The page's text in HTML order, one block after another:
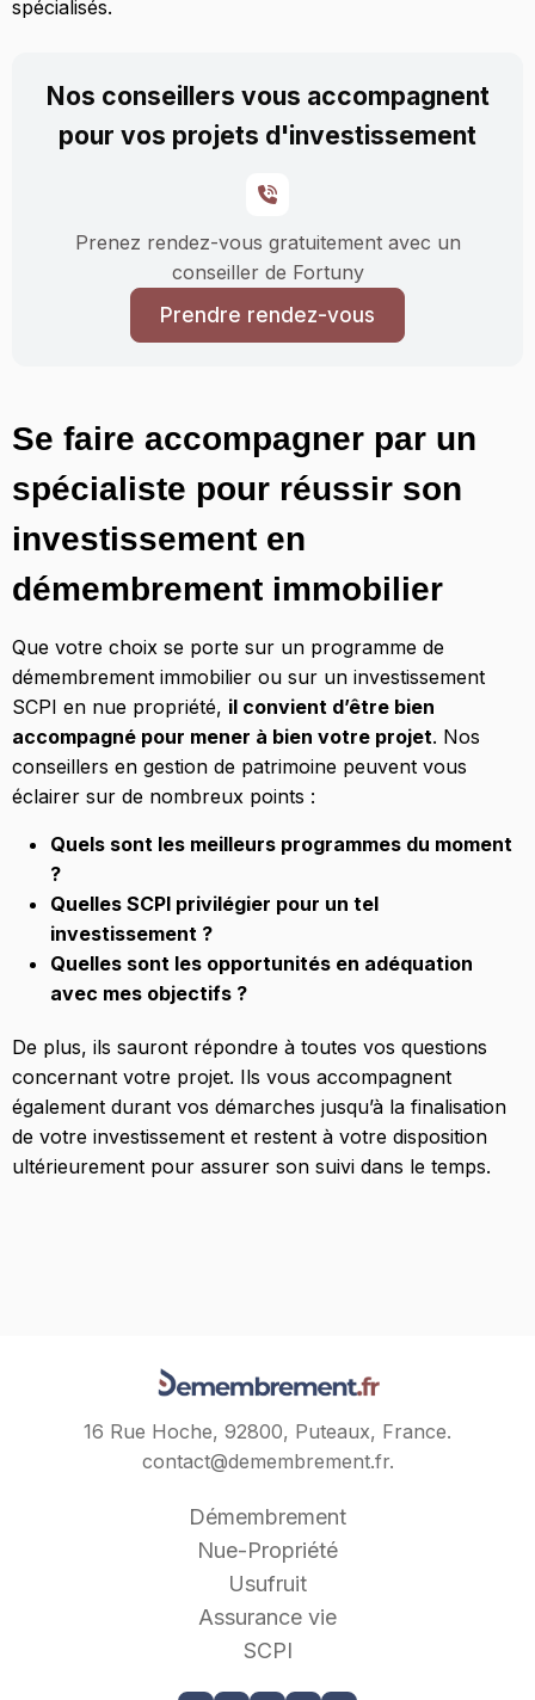
spécialisés.
Nos conseillers vous accompagnent
pour vos projets d'investissement
Prenez rendez-vous gratuitement avec un
conseiller de Fortuny
Prendre rendez-vous
Se faire accompagner par un
spécialiste pour réussir son
investissement en
démembrement immobilier
Que votre choix se porte sur un programme de
démembrement immobilier ou sur un investissement
SCPI en nue propriété, il convient d’être bien
accompagné pour mener à bien votre projet. Nos
conseillers en gestion de patrimoine peuvent vous
éclairer sur de nombreux points :
Quels sont les meilleurs programmes du moment
?
Quelles SCPI privilégier pour un tel
investissement ?
Quelles sont les opportunités en adéquation
avec mes objectifs ?
De plus, ils sauront répondre à toutes vos questions
concernant votre projet. Ils vous accompagnent
également durant vos démarches jusqu’à la finalisation
de votre investissement et restent à votre disposition
ultérieurement pour assurer son suivi dans le temps.
16 Rue Hoche, 92800, Puteaux, France.
contact@demembrement.fr.
Démembrement
Nue-Propriété
Usufruit
Assurance vie
SCPI